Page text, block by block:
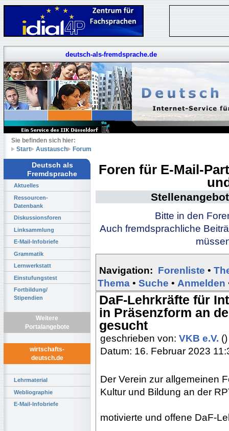
deutsch-als-fremdsprache.de
Sie befinden sich hier:
Start
Austausch Forum
Deutsch als
Fremdsprache
Aktuelles
Ressourcen-
Datenbank
Diskussionsforen
Linksammlung
E-Mail-Infobriefe
Grammatik
Lernwerkstatt
Einstufungstest
Fortbildung/
Stipendien
Weitere
Portalangebote
wirtschafts-
deutsch.de
Lehrmaterial
Webliographie
E-Mail-Infobriefe
Foren für E-Mail-
Bitte in den
Auch fremdsprachliche
Navigation: Forenliste •
Thema • Suche • Anmelden
DaF-Lehrkräfte für
in Präsenzform an
gesucht
geschrieben von: VKB e.V. ()
Datum: 16. Februar 2023
Der Verein zur allgemeinen
Kultur und Bildung an der
motivierte und offene DaF-